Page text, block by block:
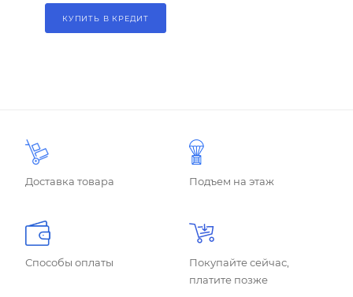
КУПИТЬ В КРЕДИТ
Доставка товара Подъем на этаж
Способы оплаты
Покупайте сейчас,
платите позже